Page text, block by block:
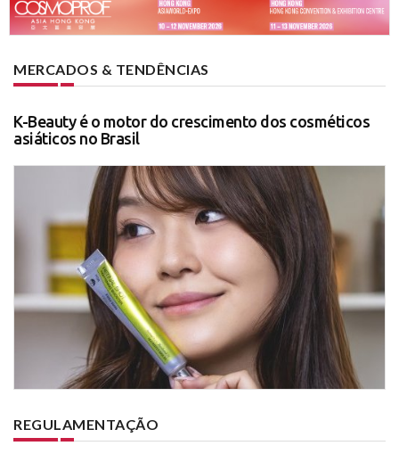
MERCADOS & TENDÊNCIAS
K-Beauty é o motor do crescimento dos cosméticos
asiáticos no Brasil
REGULAMENTAÇÃO